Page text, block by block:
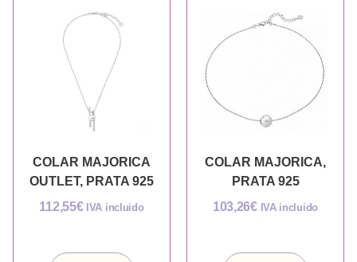
COLAR MAJORICA
OUTLET, PRATA 925
112,55€ IVA incluido
COLAR MAJORICA,
PRATA 925
103,26€ IVA incluido